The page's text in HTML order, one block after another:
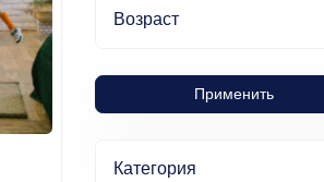
Возраст
Применить
Категория